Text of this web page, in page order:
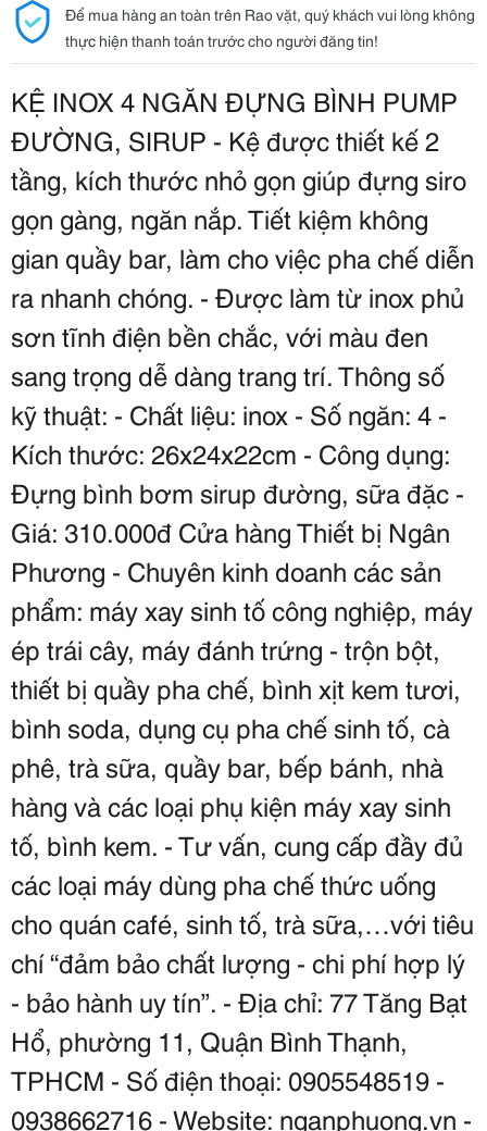
Để mua hàng an toàn trên Rao vặt, quý khách vui lòng không
thực hiện thanh toán trước cho người đăng tin!
KỆ INOX 4 NGĂN ĐỰNG BÌNH PUMP
ĐƯỜNG, SIRUP - Kệ được thiết kế 2
tầng, kích thước nhỏ gọn giúp đựng siro
gọn gàng, ngăn nắp. Tiết kiệm không
gian quầy bar, làm cho việc pha chế diễn
ra nhanh chóng. - Được làm từ inox phủ
sơn tĩnh điện bền chắc, với màu đen
sang trọng dễ dàng trang trí. Thông số
kỹ thuật: - Chất liệu: inox - Số ngăn: 4 -
Kích thước: 26x24x22cm - Công dụng:
Đựng bình bơm sirup đường, sữa đặc -
Giá: 310.000đ Cửa hàng Thiết bị Ngân
Phương - Chuyên kinh doanh các sản
phẩm: máy xay sinh tố công nghiệp, máy
ép trái cây, máy đánh trứng - trộn bột,
thiết bị quầy pha chế, bình xịt kem tươi,
bình soda, dụng cụ pha chế sinh tố, cà
phê, trà sữa, quầy bar, bếp bánh, nhà
hàng và các loại phụ kiện máy xay sinh
tố, bình kem. - Tư vấn, cung cấp đầy đủ
các loại máy dùng pha chế thức uống
cho quán café, sinh tố, trà sữa,…với tiêu
chí “đảm bảo chất lượng - chi phí hợp lý
- bảo hành uy tín”. - Địa chỉ: 77 Tăng Bạt
Hổ, phường 11, Quận Bình Thạnh,
TPHCM - Số điện thoại: 0905548519 -
0938662716 - Website: nganphuong.vn -